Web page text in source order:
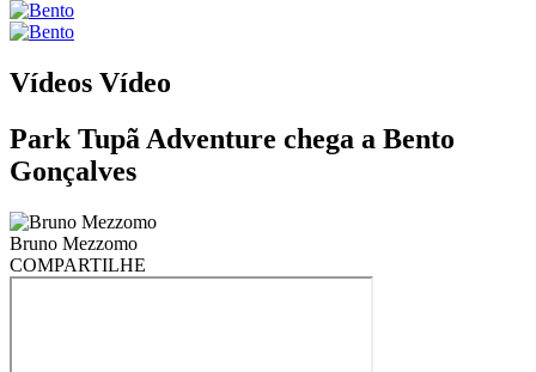
Vídeos Vídeo
Park Tupã Adventure chega a Bento
Gonçalves
Bruno Mezzomo
COMPARTILHE